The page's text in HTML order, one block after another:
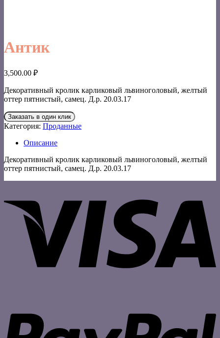
Антик
3,500.00 ₽
Декоративный кролик карликовый львиноголовый, желтый
оттер пятнистый, самец. Д.р. 20.03.17
Заказать в один клик
Категория: Проданные
Описание
Декоративный кролик карликовый львиноголовый, желтый
оттер пятнистый, самец. Д.р. 20.03.17